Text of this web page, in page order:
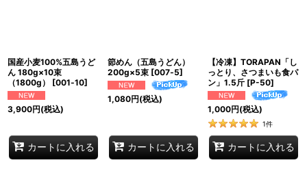
国産小麦100%五島うど
ん 180g×10束
（1800g）
[001‐10]
3,900円(税込)
カートに入れる
節めん（五島うどん）
200g×5束 [007‐5]
1,080円(税込)
カートに入れる
【冷凍】TORAPAN「し
っとり、さつまいも食パ
ン」1.5斤 [P-50]
1,000円(税込)
1件
カートに入れる